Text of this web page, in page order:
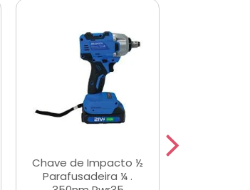
Chave de Impacto ½
Parafusadeira ¼ .